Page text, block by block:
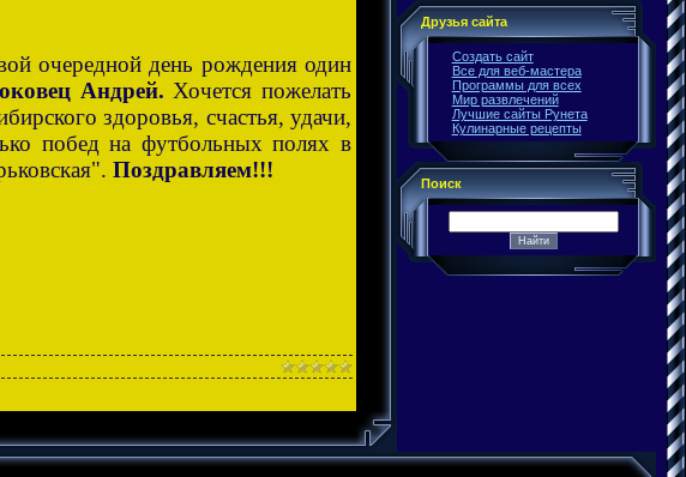
очередной день рождения один
Андрей. Хочется пожелать
здоровья, счастья, удачи,
побед на футбольных полях в
Поздравляем!!!
Друзья сайта
Создать сайт
Все для веб-мастера
Программы для всех
Мир развлечений
Лучшие сайты Рунета
Кулинарные рецепты
Поиск